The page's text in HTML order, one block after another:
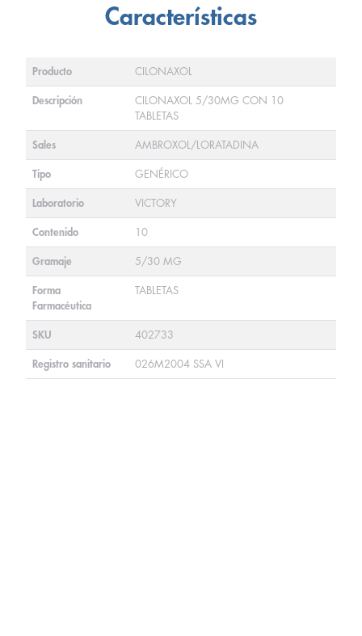
Características
Producto CILONAXOL
Descripción
CILONAXOL 5/30MG CON 10
TABLETAS
Sales AMBROXOL/LORATADINA
Tipo GENÉRICO
Laboratorio VICTORY
Contenido 10
Gramaje 5/30 MG
Forma
Farmacéutica
TABLETAS
SKU 402733
Registro sanitario 026M2004 SSA VI